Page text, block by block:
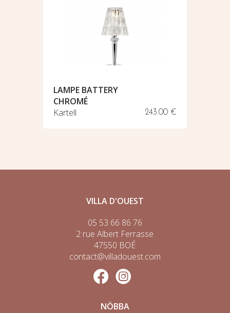
LAMPE BATTERY
CHROMÉ
Kartell
243.00 €
VILLA D'OUEST
05 53 66 86 76
2 rue Albert Ferrasse
47550 BOÉ
contact@villadouest.com
NÖBBA